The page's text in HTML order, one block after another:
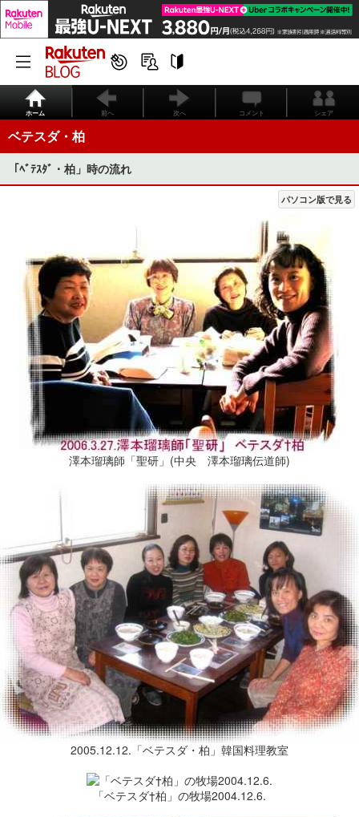
ホーム 前へ 次へ コメント シェア
ベテスダ・柏
「ﾍﾞﾃｽﾀﾞ・柏」時の流れ
パソコン版で見る
澤本瑠璃師「聖研」(中央 澤本瑠璃伝道師)
2005.12.12.「ベテスダ・柏」韓国料理教室
「ベテスダ†柏」の牧場2004.12.6.